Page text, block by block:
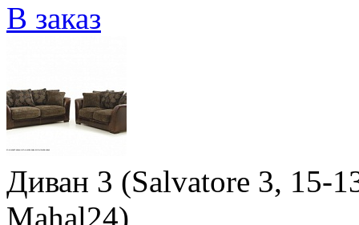
В заказ
Диван 3 (Salvatore 3, 15-
Mahal24)